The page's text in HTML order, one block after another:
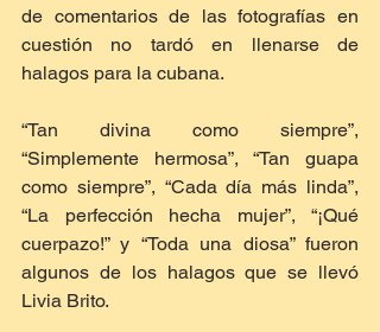
de comentarios de las fotografías en
cuestión no tardó en llenarse de
halagos para la cubana.
“Tan divina como siempre”,
“Simplemente hermosa”, “Tan guapa
como siempre”, “Cada día más linda”,
“La perfección hecha mujer”, “¡Qué
cuerpazo!” y “Toda una diosa” fueron
algunos de los halagos que se llevó
Livia Brito.